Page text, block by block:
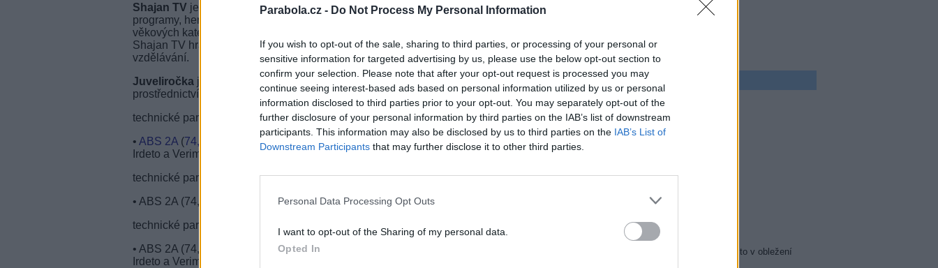
Parabola.cz - Do Not Process My Personal Information
If you wish to opt-out of the sale, sharing to third parties, or processing of your personal or
sensitive information for targeted advertising by us, please use the below opt-out section to
confirm your selection. Please note that after your opt-out request is processed you may
continue seeing interest-based ads based on personal information utilized by us or personal
information disclosed to third parties prior to your opt-out. You may separately opt-out of the
further disclosure of your personal information by third parties on the IAB’s list of downstream
participants. This information may also be disclosed by us to third parties on the IAB’s List of
Downstream Participants that may further disclose it to other third parties.
Personal Data Processing Opt Outs
I want to opt-out of the Sharing of my personal data.
Opted In
Shajan TVje dětský televizní kanál v tatarštině. Přináší informační a vzdělávací
programy, herní show a kvízy vlastní produkce. Pořady stanice jsou rozděleny do
věkových kategorií a zohledňují psychologické charakteristiky dětí a dospívajících.
Shajan TV hraje důležitou roli při zachování rodného jazyka, národní kultury a
vzdělávání.
Juveliročkaje první televizní kanál v Rusku zaměřený na prodej šperků
prostřednictvím televizní obrazovky.
technické parametry - Telekanal Super (0h):
• ABS 2A(74,7°E
), freq. 11,860 GHz, pol. V, SR 45000, FEC 2/3, DVB-S2/8PSK, CA
Irdeto a Verimatrix
technické parametry - Juveliročka:
• ABS 2A (74,7°E), freq. 11,920 GHz, pol. V, SR 45000, FEC 2/3, DVB-S2/8PSK,
technické parametry - Eda Premium:
• ABS 2A (74,7°E), freq. 12,040 GHz, pol. V, SR 45000, FEC 2/3, DVB-S2/8PSK, CA
Irdeto a Verimatrix
TV program
20:05 Zázraky přírody
21:20 Chalupáři (4/11)
20:00 Královna Viktorie
00:05 Instagram: trh marnosti
20:20 Mumie se vrací
22:55 Pacific Rim: Povstání
01:05 Policejní akademie 6: Město v obležení